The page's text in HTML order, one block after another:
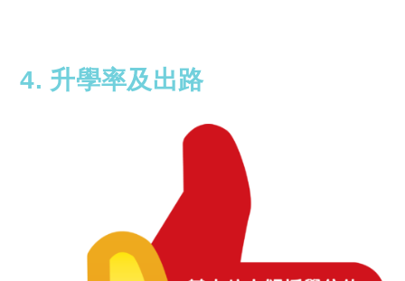
4. 升學率及出路